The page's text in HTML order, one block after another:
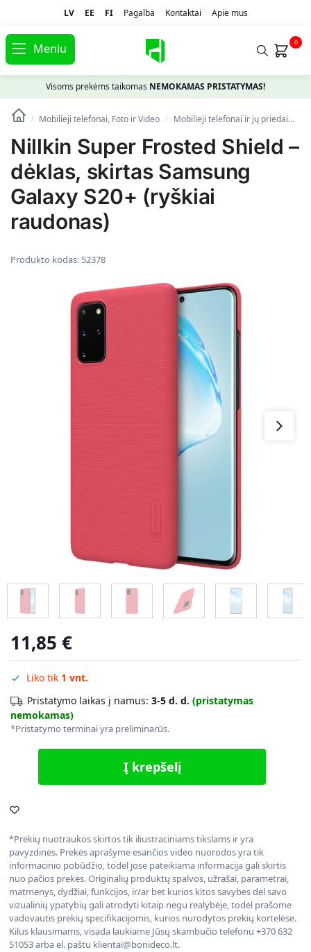
LV EE FI Pagalba Kontaktai Apie mus
Meniu 0
Visoms prekėms taikomas NEMOKAMAS PRISTATYMAS!
/ Mobilieji telefonai, Foto ir Video / Mobilieji telefonai ir jų priedai
Nillkin Super Frosted Shield –
dėklas, skirtas Samsung
Galaxy S20+ (ryškiai
raudonas)
Produkto kodas: 52378
11,85 €
Liko tik 1 vnt.
Pristatymo laikas į namus: 3-5 d. d. (pristatymas
nemokamas)
*Pristatymo terminai yra preliminarūs.
Į krepšelį
*Prekių nuotraukos skirtos tik iliustraciniams tikslams ir yra
pavyzdinės. Prekės aprašyme esančios video nuorodos yra tik
informacinio pobūdžio, todėl jose pateikiama informacija gali skirtis
nuo pačios prekės. Originalių produktų spalvos, užrašai, parametrai,
matmenys, dydžiai, funkcijos, ir/ar bet kurios kitos savybės dėl savo
vizualinių ypatybių gali atrodyti kitaip negu realybėje, todėl prašome
vadovautis prekių specifikacijomis, kurios nurodytos prekių kortelėse.
Kilus klausimams, visada laukiame Jūsų skambučio telefonu +370 632
51053 arba el. paštu klientai@bonideco.lt.